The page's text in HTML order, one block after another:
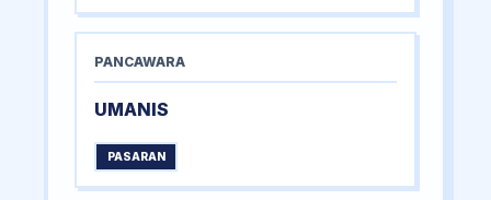
PANCAWARA
UMANIS
PASARAN